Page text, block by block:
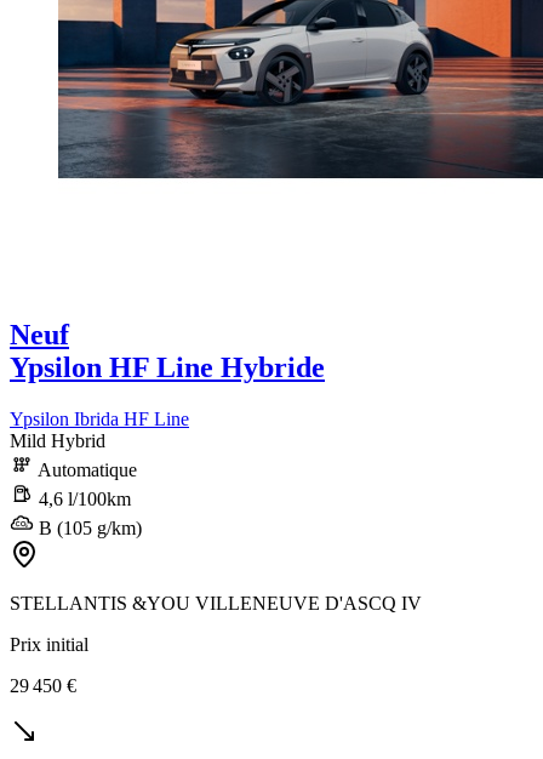
Neuf
Ypsilon HF Line Hybride
Ypsilon Ibrida HF Line
Mild Hybrid
Automatique
4,6 l/100km
B (105 g/km)
STELLANTIS &YOU VILLENEUVE D'ASCQ IV
Prix initial
29 450 €